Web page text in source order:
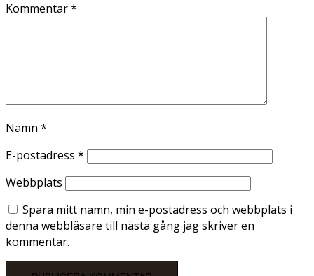
Kommentar*
Namn *
E-postadress *
Webbplats
Spara mitt namn, min e-postadress och webbplats i
denna webbläsare till nästa gång jag skriver en
kommentar.